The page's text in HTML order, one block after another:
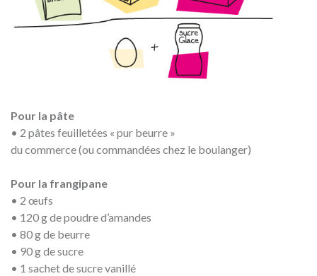
Pour la pâte
• 2 pâtes feuilletées « pur beurre »
du commerce (ou commandées chez le boulanger)
Pour la frangipane
• 2 œufs
• 120 g de poudre d’amandes
• 80 g de beurre
• 90 g de sucre
• 1 sachet de sucre vanillé